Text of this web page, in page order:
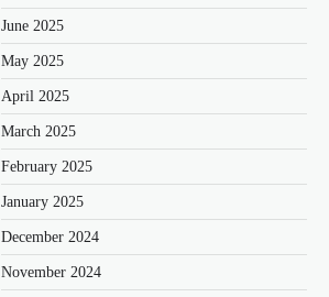
June 2025
May 2025
April 2025
March 2025
February 2025
January 2025
December 2024
November 2024